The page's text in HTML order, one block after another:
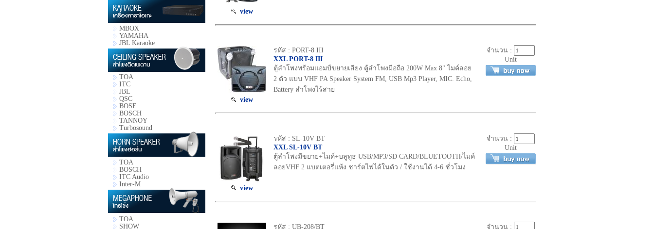
MBOX
YAMAHA
JBL Karaoke
TOA
ITC
JBL
QSC
BOSE
BOSCH
TANNOY
Turbosound
TOA
BOSCH
ITC Audio
Inter-M
TOA
SHOW
view
view
รหัส : PORT-8 III
XXL PORT-8 III
ตู้ลำโพงพร้อมแอมป์ขยายเสียง ตู้ลำโพงมือถือ 200W Max 8" ไมค์ลอย
2 ตัว แบบ VHF PA Speaker System FM, USB Mp3 Player, MIC. Echo,
Battery ลำโพงไร้สาย
จำนวน :
Unit
view
รหัส : SL-10V BT
XXL SL-10V BT
ตู้ลำโพงมีขยาย+ไมค์+บลูทูธ USB/MP3/SD CARD/BLUETOOTH/ไมค์
ลอยVHF 2 แบตเตอรี่แห้ง ชาร์ตไฟได้ในตัว / ใช้งานได้ 4-6 ชั่วโมง
จำนวน :
Unit
รหัส : UB-208/BT
จำนวน :